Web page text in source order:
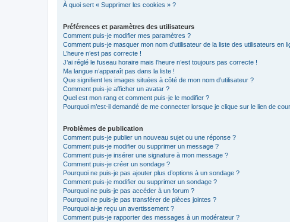
À quoi sert « Supprimer les cookies » ?
Préférences et paramètres des utilisateurs
Comment puis-je modifier mes paramètres ?
Comment puis-je masquer mon nom d’utilisateur de la liste des utilisateurs en
L’heure n’est pas correcte !
J’ai réglé le fuseau horaire mais l’heure n’est toujours pas correcte !
Ma langue n’apparaît pas dans la liste !
Que signifient les images situées à côté de mon nom d’utilisateur ?
Comment puis-je afficher un avatar ?
Quel est mon rang et comment puis-je le modifier ?
Pourquoi m’est-il demandé de me connecter lorsque je clique sur le lien de
Problèmes de publication
Comment puis-je publier un nouveau sujet ou une réponse ?
Comment puis-je modifier ou supprimer un message ?
Comment puis-je insérer une signature à mon message ?
Comment puis-je créer un sondage ?
Pourquoi ne puis-je pas ajouter plus d’options à un sondage ?
Comment puis-je modifier ou supprimer un sondage ?
Pourquoi ne puis-je pas accéder à un forum ?
Pourquoi ne puis-je pas transférer de pièces jointes ?
Pourquoi ai-je reçu un avertissement ?
Comment puis-je rapporter des messages à un modérateur ?